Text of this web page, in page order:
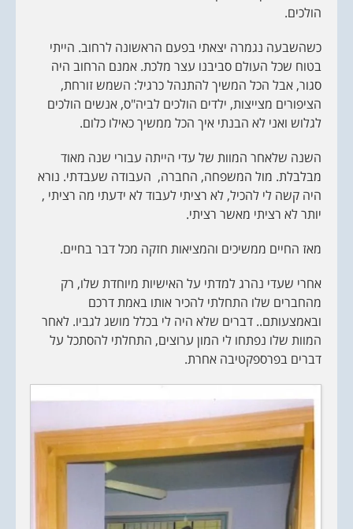
הולכים.
כשהשבעה נגמרה יצאתי בפעם הראשונה לרחוב. הייתי
בטוח שכל העולם סביבנו עצר מלכת. אמנם הרחוב היה
סגור, אבל הכל המשיך להתנהל כרגיל: השמש זורחת,
הציפורים מצייצות, ילדים הולכים לביה"ס, אנשים הולכים
לגלוש ואני לא הבנתי איך הכל ממשיך כאילו כלום.
השנה שלאחר המוות של עדי הייתה עבורי שנה מאוד
מבלבלת. מול המשפחה, החברה, העבודה שעבדתי. נורא
היה קשה לי להכיל, לא רציתי לעבוד לא ידעתי מה רציתי ,
יותר לא רציתי מאשר רציתי.
מאז החיים ממשיכים והמציאות חזקה מכל דבר בחיים.
אחרי שעדי נהרג למדתי על האישיות מיוחדת שלו, רק
מהחברים שלו התחלתי להכיר אותו באמת דרכם
ובאמצעותם.. דברים שלא היה לי בכלל מושג לגביו. לאחר
המוות שלו נפתחו לי המון ערוצים, התחלתי להסתכל על
דברים בפרספקטיבה אחרת.